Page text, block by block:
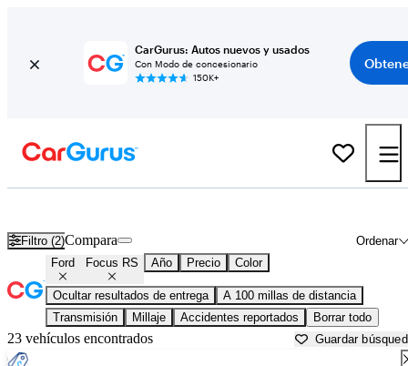
CarGurus: Autos nuevos y usados
Con Modo de concesionario
150K+
Filtro (2) Ordenar
Compara
Ford Focus RS Año Precio Color
Ocultar resultados de entrega
A 100 millas de distancia
Transmisión
Millaje Accidentes reportados Borrar todo
23 vehículos encontrados Guardar